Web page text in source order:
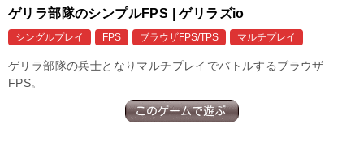
ゲリラ部隊のシンプルFPS | ゲリラズio
シングルプレイ FPS ブラウザFPS/TPS マルチプレイ
ゲリラ部隊の兵士となりマルチプレイでバトルするブラウザ
FPS。